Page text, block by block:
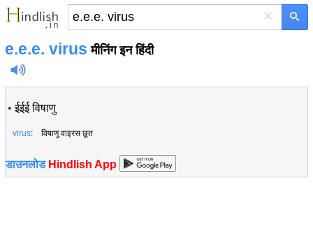
×
e.e.e. virus मीनिंग इन हिंदी
•ईईई विषाणु
virus: विषाणु वाइरस छूत
डाउनलोड Hindlish App